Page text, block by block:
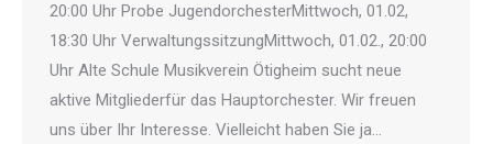
20:00 Uhr Probe JugendorchesterMittwoch, 01.02,
18:30 Uhr VerwaltungssitzungMittwoch, 01.02., 20:00
Uhr Alte Schule Musikverein Ötigheim sucht neue
aktive Mitgliederfür das Hauptorchester. Wir freuen
uns über Ihr Interesse. Vielleicht haben Sie ja…